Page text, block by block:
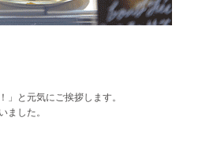
」と元気にご挨拶します。
ました。